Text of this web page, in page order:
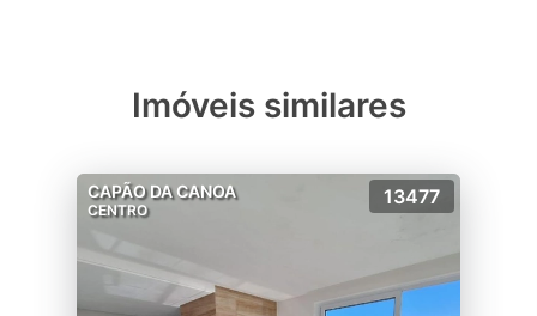
Imóveis similares
CAPÃO DA CANOA
CENTRO
13477